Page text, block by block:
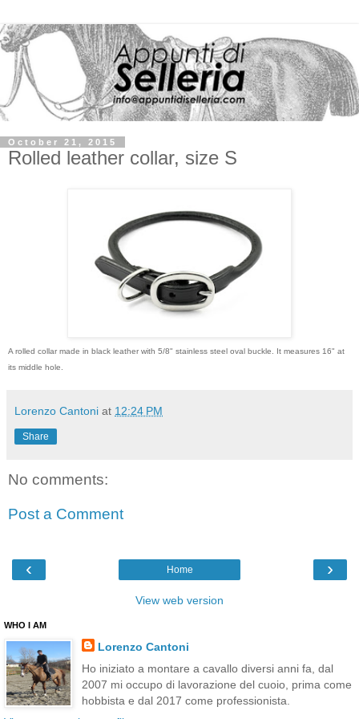
October 21, 2015
Rolled leather collar, size S
A rolled collar made in black leather with 5/8" stainless steel oval buckle. It measures 16" at
its middle hole.
Lorenzo Cantoni at 12:24 PM
Share
No comments:
Post a Comment
‹ ›
Home
View web version
WHO I AM
Lorenzo Cantoni
Ho iniziato a montare a cavallo diversi anni fa, dal
2007 mi occupo di lavorazione del cuoio, prima come
hobbista e dal 2017 come professionista.